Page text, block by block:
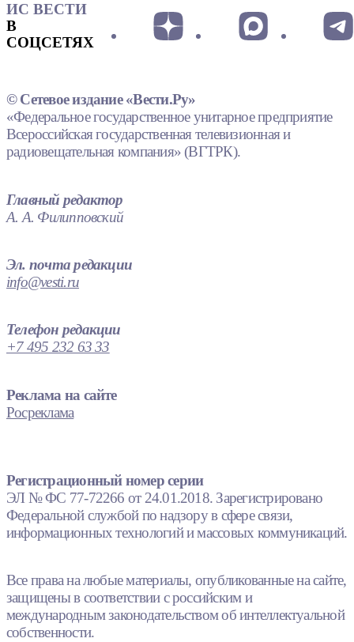
ИС ВЕСТИ
В
СОЦСЕТЯХ
© Сетевое издание «Вести.Ру»
«Федеральное государственное унитарное предприятие
Всероссийская государственная телевизионная и
радиовещательная компания» (ВГТРК).
Главный редактор
А. А. Филипповский
Эл. почта редакции
info@vesti.ru
Телефон редакции
+7 495 232 63 33
Реклама на сайте
Росреклама
Регистрационный номер серии
ЭЛ № ФС 77-72266 от 24.01.2018. Зарегистрировано
Федеральной службой по надзору в сфере связи,
информационных технологий и массовых коммуникаций.
Все права на любые материалы, опубликованные на сайте,
защищены в соответствии с российским и
международным законодательством об интеллектуальной
собственности.